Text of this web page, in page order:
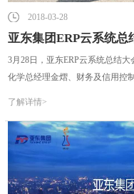
2018-03-28
亚东集团ERP云系统总
3月28日，亚东ERP云系统总结
化学总经理金熠、财务及信用控
了解详情>